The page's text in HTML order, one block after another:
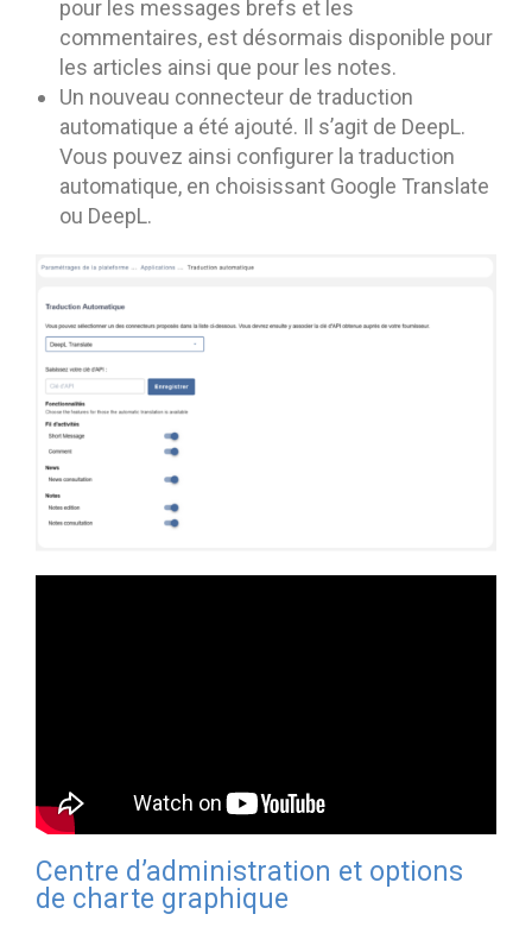
pour les messages brefs et les
commentaires, est désormais disponible pour
les articles ainsi que pour les notes.
Un nouveau connecteur de traduction
automatique a été ajouté. Il s’agit de DeepL.
Vous pouvez ainsi configurer la traduction
automatique, en choisissant Google Translate
ou DeepL.
Centre d’administration et options
de charte graphique